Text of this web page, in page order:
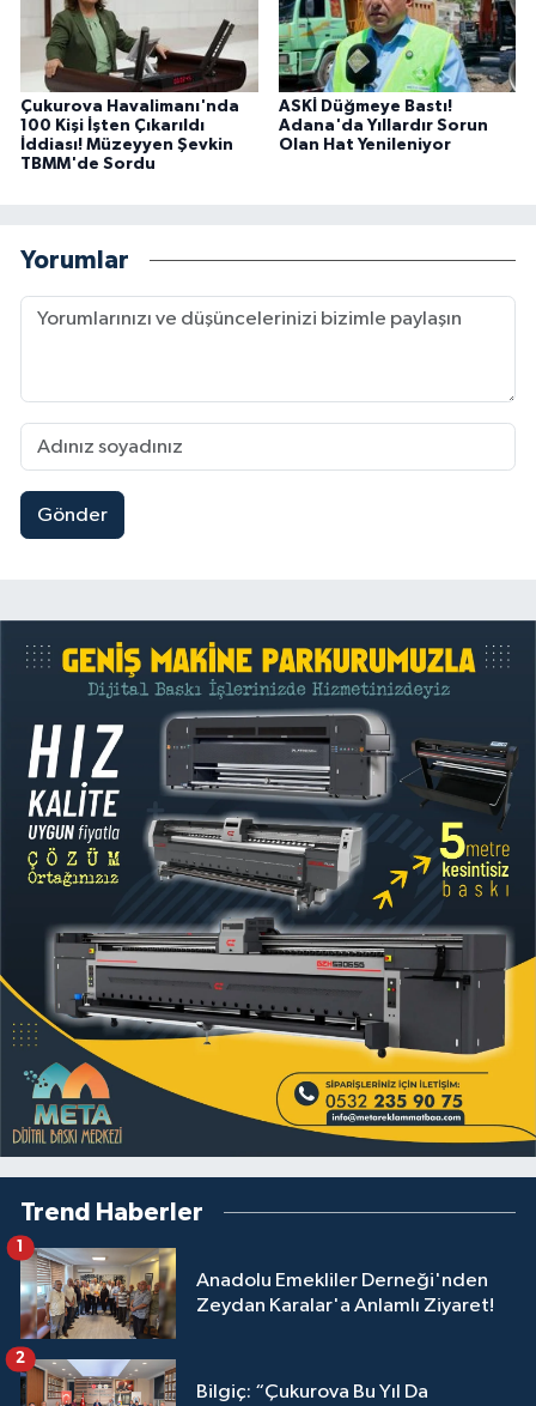
Çukurova Havalimanı'nda
100 Kişi İşten Çıkarıldı
İddiası! Müzeyyen Şevkin
TBMM'de Sordu
ASKİ Düğmeye Bastı!
Adana'da Yıllardır Sorun
Olan Hat Yenileniyor
Yorumlar
Gönder
Trend Haberler
Anadolu Emekliler Derneği'nden
Zeydan Karalar'a Anlamlı Ziyaret!
1
Bilgiç: “Çukurova Bu Yıl Da
2